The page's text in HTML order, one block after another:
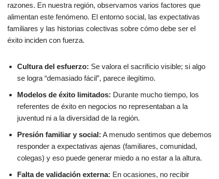
razones. En nuestra región, observamos varios factores que
alimentan este fenómeno. El entorno social, las expectativas
familiares y las historias colectivas sobre cómo debe ser el
éxito inciden con fuerza.
Cultura del esfuerzo: Se valora el sacrificio visible; si algo
se logra “demasiado fácil”, parece ilegítimo.
Modelos de éxito limitados: Durante mucho tiempo, los
referentes de éxito en negocios no representaban a la
juventud ni a la diversidad de la región.
Presión familiar y social: A menudo sentimos que debemos
responder a expectativas ajenas (familiares, comunidad,
colegas) y eso puede generar miedo a no estar a la altura.
Falta de validación externa: En ocasiones, no recibir